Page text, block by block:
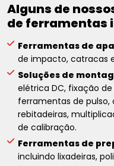
Alguns de
de ferramentas
Ferramentas de
de impacto, catracas
Soluções de
elétrica DC, fixação
ferramentas de pulso,
rebitadeiras,
de calibração.
Ferramentas de
incluindo lixadeiras,